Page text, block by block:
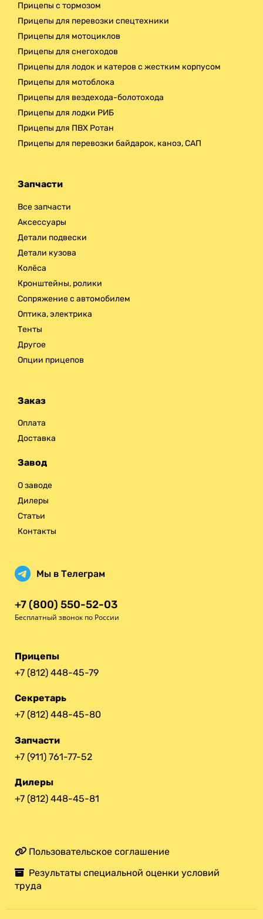
Прицепы с тормозом
Прицепы для перевозки спецтехники
Прицепы для мотоциклов
Прицепы для снегоходов
Прицепы для лодок и катеров с жестким корпусом
Прицепы для мотоблока
Прицепы для вездехода-болотохода
Прицепы для лодки РИБ
Прицепы для ПВХ Ротан
Прицепы для перевозки байдарок, каноэ, САП
Запчасти
Все запчасти
Аксессуары
Детали подвески
Детали кузова
Колёса
Кронштейны, ролики
Сопряжение с автомобилем
Оптика, электрика
Тенты
Другое
Опции прицепов
Заказ
Оплата
Доставка
Завод
О заводе
Дилеры
Статьи
Контакты
Мы в Телеграм
+7 (800) 550-52-03
Бесплатный звонок по России
Прицепы
+7 (812) 448-45-79
Секретарь
+7 (812) 448-45-80
Запчасти
+7 (911) 761-77-52
Дилеры
+7 (812) 448-45-81
Пользовательское соглашение
Результаты специальной оценки условий
труда